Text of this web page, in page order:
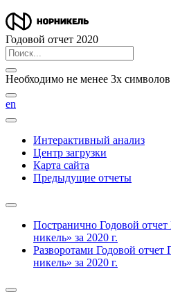
Годовой отчет 2020
Необходимо не менее 3х символов
en
Интерактивный анализ
Центр загрузки
Карта сайта
Предыдущие отчеты
Постранично Годовой
никель» за 2020 г.
Разворотами Годовой
никель» за 2020 г.